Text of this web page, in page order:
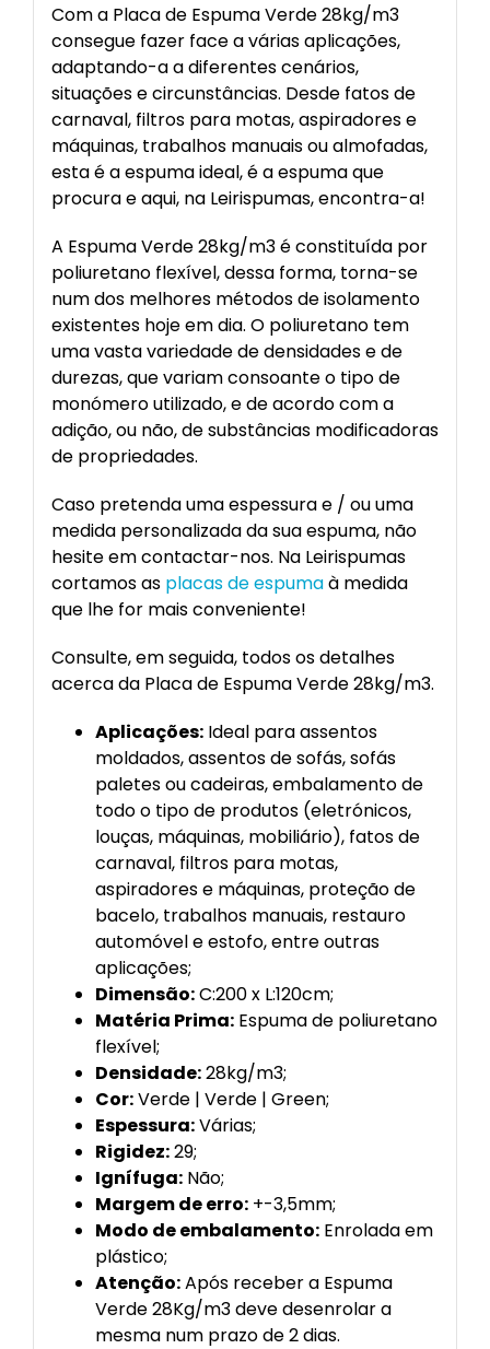
Com a Placa de Espuma Verde 28kg/m3
consegue fazer face a várias aplicações,
adaptando-a a diferentes cenários,
situações e circunstâncias. Desde fatos de
carnaval, filtros para motas, aspiradores e
máquinas, trabalhos manuais ou almofadas,
esta é a espuma ideal, é a espuma que
procura e aqui, na Leirispumas, encontra-a!
A Espuma Verde 28kg/m3 é constituída por
poliuretano flexível, dessa forma, torna-se
num dos melhores métodos de isolamento
existentes hoje em dia. O poliuretano tem
uma vasta variedade de densidades e de
durezas, que variam consoante o tipo de
monómero utilizado, e de acordo com a
adição, ou não, de substâncias modificadoras
de propriedades.
Caso pretenda uma espessura e / ou uma
medida personalizada da sua espuma, não
hesite em contactar-nos. Na Leirispumas
cortamos as placas de espumaà medida
que lhe for mais conveniente!
Consulte, em seguida, todos os detalhes
acerca da Placa de Espuma Verde 28kg/m3.
Aplicações:Ideal para assentos
moldados, assentos de sofás, sofás
paletes ou cadeiras, embalamento de
todo o tipo de produtos (eletrónicos,
louças, máquinas, mobiliário), fatos de
carnaval, filtros para motas,
aspiradores e máquinas, proteção de
bacelo, trabalhos manuais, restauro
automóvel e estofo, entre outras
aplicações;
Dimensão:C:200 x L:120cm;
Matéria Prima:Espuma de poliuretano
flexível;
Densidade:28kg/m3;
Cor:Verde | Verde | Green;
Espessura:Várias;
Rigidez:29;
Ignífuga:Não;
Margem de erro:+-3,5mm;
Modo de embalamento:Enrolada em
plástico;
Atenção:Após receber a Espuma
Verde 28Kg/m3 deve desenrolar a
mesma num prazo de 2 dias.